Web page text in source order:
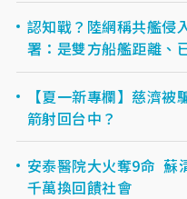
認知戰？陸網稱共艦
署：是雙方船艦距離、
【夏一新專欄】慈濟
箭射回台中？
安泰醫院大火奪9命 蘇
千萬換回饋社會